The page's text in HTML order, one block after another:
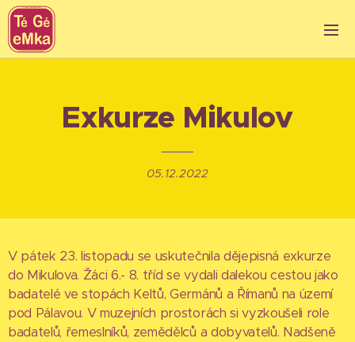
Exkurze Mikulov
05.12.2022
V pátek 23. listopadu se uskutečnila dějepisná exkurze
do Mikulova. Žáci 6.- 8. tříd se vydali dalekou cestou jako
badatelé ve stopách Keltů, Germánů a Římanů na území
pod Pálavou. V muzejních prostorách si vyzkoušeli role
badatelů, řemeslníků, zemědělců a dobyvatelů. Nadšeně